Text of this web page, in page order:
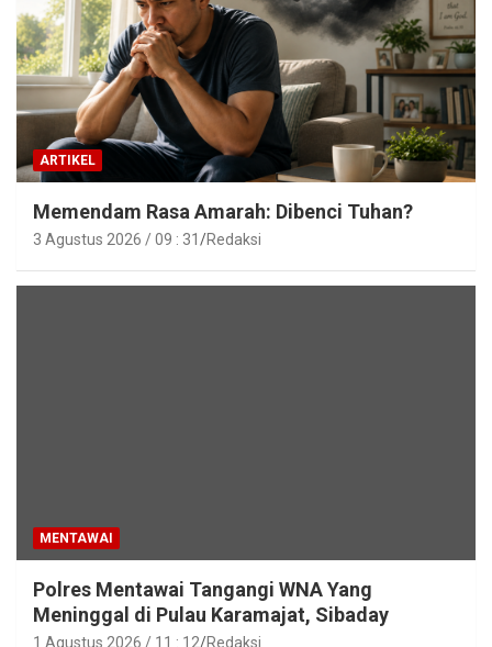
ARTIKEL
Memendam Rasa Amarah: Dibenci Tuhan?
3 Agustus 2026 / 09 : 31 Redaksi
MENTAWAI
Polres Mentawai Tangangi WNA Yang
Meninggal di Pulau Karamajat, Sibaday
1 Agustus 2026 / 11 : 12 Redaksi